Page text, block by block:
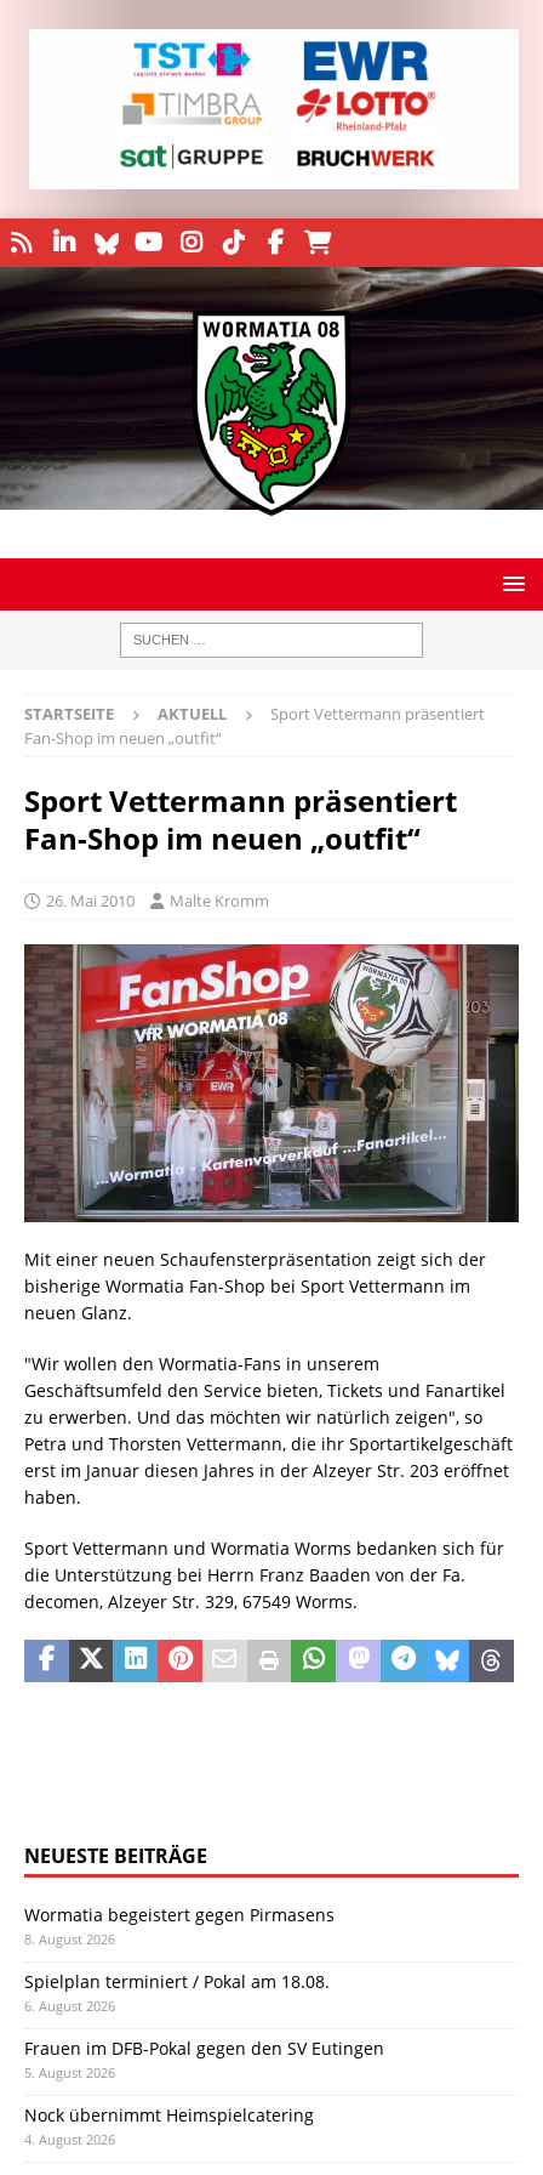
STARTSEITE AKTUELL
Sport Vettermann präsentiert
Fan-Shop im neuen „outfit“
Sport Vettermann präsentiert
Fan-Shop im neuen „outfit“
26. Mai 2010 Malte Kromm
Mit einer neuen Schaufensterpräsentation zeigt sich der
bisherige Wormatia Fan-Shop bei Sport Vettermann im
neuen Glanz.
"Wir wollen den Wormatia-Fans in unserem
Geschäftsumfeld den Service bieten, Tickets und Fanartikel
zu erwerben. Und das möchten wir natürlich zeigen", so
Petra und Thorsten Vettermann, die ihr Sportartikelgeschäft
erst im Januar diesen Jahres in der Alzeyer Str. 203 eröffnet
haben.
Sport Vettermann und Wormatia Worms bedanken sich für
die Unterstützung bei Herrn Franz Baaden von der Fa.
decomen, Alzeyer Str. 329, 67549 Worms.
NEUESTE BEITRÄGE
Wormatia begeistert gegen Pirmasens
8. August 2026
Spielplan terminiert / Pokal am 18.08.
6. August 2026
Frauen im DFB-Pokal gegen den SV Eutingen
5. August 2026
Nock übernimmt Heimspielcatering
4. August 2026